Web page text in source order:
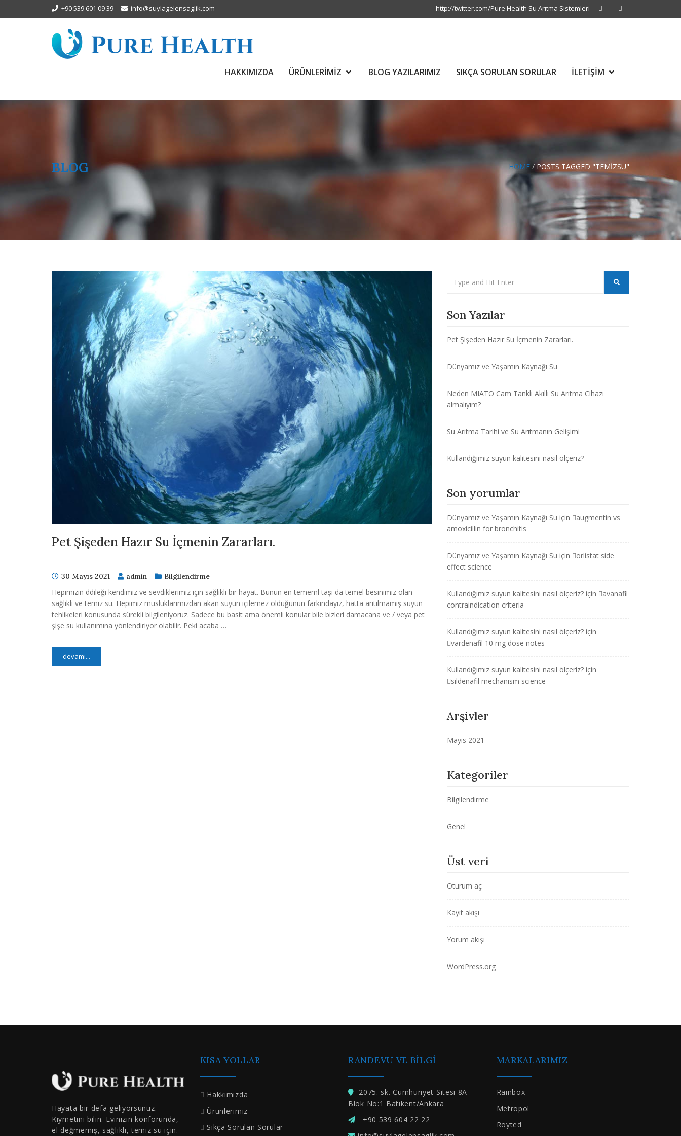
+90 539 601 09 39 info@suylagelensaglik.com http://twitter.com/Pure Health Su Arıtma Sistemleri
HAKKIMIZDA ÜRÜNLERİMİZ BLOG YAZILARIMIZ SIKÇA SORULAN SORULAR İLETİŞİM
BLOG HOME /POSTS TAGGED "TEMIZSU"
Pet Şişeden Hazır Su İçmenin Zararları.
30 Mayıs 2021 admin Bilgilendirme
Hepimizin ddileği kendimiz ve sevdiklerimiz için sağlıklı bir hayat. Bunun en tememl taşı da temel besinimiz olan
sağlıklı ve temiz su. Hepimiz musluklarımızdan akan suyun içilemez olduğunun farkındayız, hatta arıtılmamış suyun
tehlikeleri konusunda sürekli bilgileniyoruz. Sadece bu basit ama önemli konular bile bizleri damacana ve / veya pet
şişe su kullanımına yönlendiriyor olabilir. Peki acaba …
devamı...
Son Yazılar
Pet Şişeden Hazır Su İçmenin Zararları.
Dünyamız ve Yaşamın Kaynağı Su
Neden MIATO Cam Tanklı Akıllı Su Arıtma Cihazı
almalıyım?
Su Arıtma Tarihi ve Su Arıtmanın Gelişimi
Kullandığımız suyun kalitesini nasıl ölçeriz?
Son yorumlar
Dünyamız ve Yaşamın Kaynağı Su için
augmentin vs
amoxicillin for bronchitis
Dünyamız ve Yaşamın Kaynağı Su için
orlistat side
effect science
Kullandığımız suyun kalitesini nasıl ölçeriz? için
avanafil
contraindication criteria
Kullandığımız suyun kalitesini nasıl ölçeriz? için
vardenafil 10 mg dose notes
Kullandığımız suyun kalitesini nasıl ölçeriz? için
sildenafil mechanism science
Arşivler
Mayıs 2021
Kategoriler
Bilgilendirme
Genel
Üst veri
Oturum aç
Kayıt akışı
Yorum akışı
WordPress.org
Hayata bir defa geliyorsunuz.
Kıymetini bilin. Evinizin konforunda,
el değmemiş, sağlıklı, temiz su için.
KISA YOLLAR
Hakkımızda
Ürünlerimiz
Sıkça Sorulan Sorular
RANDEVU VE BILGI
2075. sk. Cumhuriyet Sitesi 8A
Blok No:1 Batıkent/Ankara
+90 539 604 22 22
MARKALARIMIZ
Rainbox
Metropol
Royted